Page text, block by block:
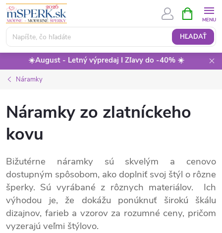
Prejsť
obsah
HĽADAŤ
KOŠÍK
☀️August - Letný výpredaj I Zľavy do -40% ☀️
Náramky
Náramky zo zlatníckeho
kovu
Bižutérne náramky sú skvelým a cenovo
dostupným spôsobom, ako doplniť svoj štýl o rôzne
šperky. Sú vyrábané z rôznych materiálov. Ich
výhodou je, že dokážu ponúknuť širokú škálu
dizajnov, farieb a vzorov za rozumné ceny, pričom
vyzerajú veľmi štýlovo.